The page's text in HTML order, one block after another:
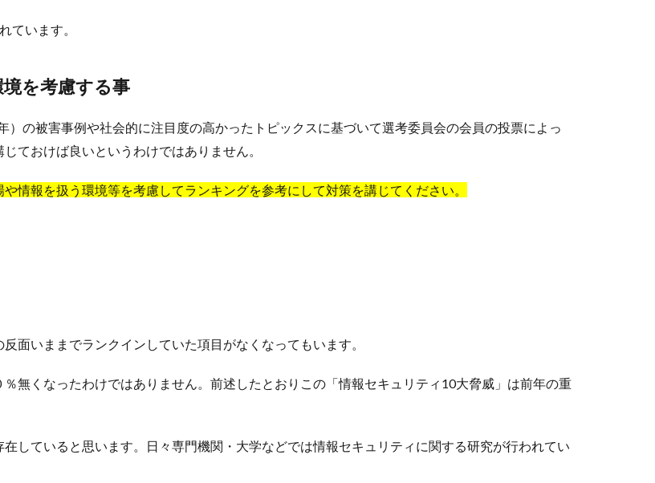
ています。
を考慮する事
）の被害事例や社会的に注目度の高かったトピックスに基づいて選考委員会の会員の投票によっ
ておけば良いというわけではありません。
情報を扱う環境等を考慮してランキングを参考にして対策を講じてください。
面いままでランクインしていた項目がなくなってもいます。
無くなったわけではありません。前述したとおりこの「情報セキュリティ10大脅威」は前年の重
していると思います。日々専門機関・大学などでは情報セキュリティに関する研究が行われてい